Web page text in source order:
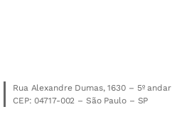
Rua Alexandre Dumas, 1630 – 5º andar
CEP: 04717-002 – São Paulo – SP